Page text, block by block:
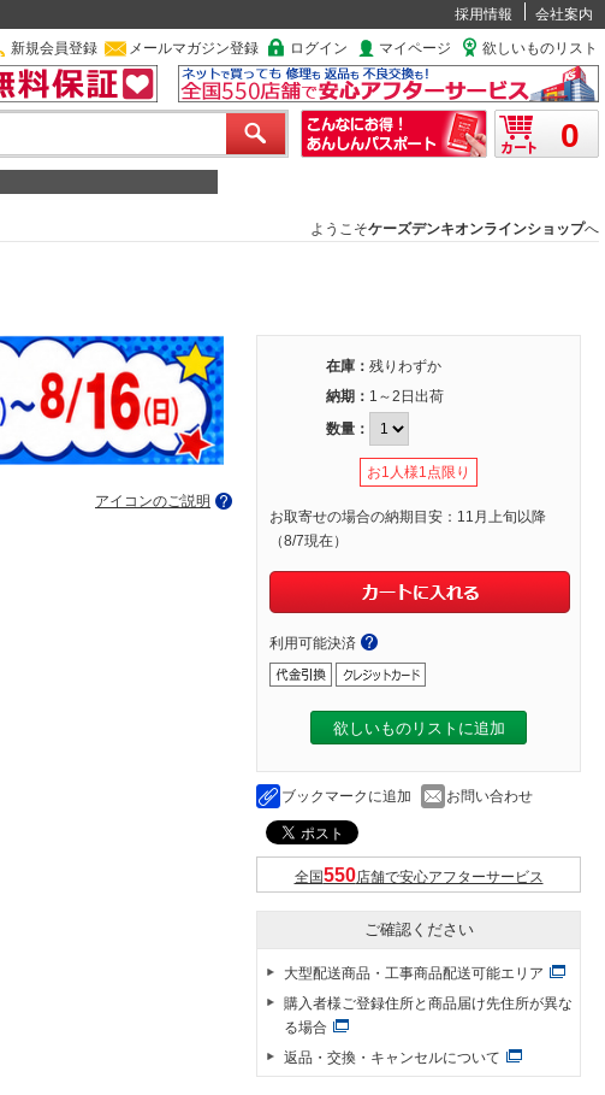
採用情報
会社案内
新規会員登録 メールマガジン登録 ログイン マイページ 欲しいものリスト
0
ようこそケーズデンキオンラインショップへ
アイコンのご説明
在庫： 残りわずか
納期： 1～2日出荷
数量：
お1人様1点限り
お取寄せの場合の納期目安：11月上旬以降
（8/7現在）
利用可能決済
欲しいものリストに追加
ブックマークに追加 お問い合わせ
全国 店舗で安心アフターサービス
ご確認ください
大型配送商品・工事商品配送可能エリア
購入者様ご登録住所と商品届け先住所が異な
る場合
返品・交換・キャンセルについて